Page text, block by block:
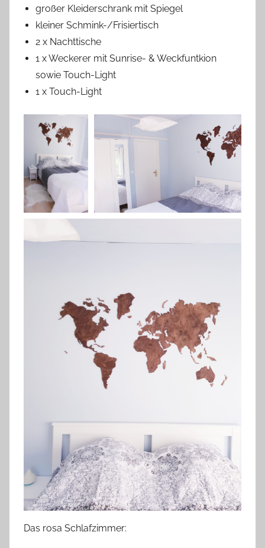
großer Kleiderschrank mit Spiegel
kleiner Schmink-/Frisiertisch
2 x Nachttische
1 x Weckerer mit Sunrise- & Weckfuntkion
sowie Touch-Light
1 x Touch-Light
Das rosa Schlafzimmer: